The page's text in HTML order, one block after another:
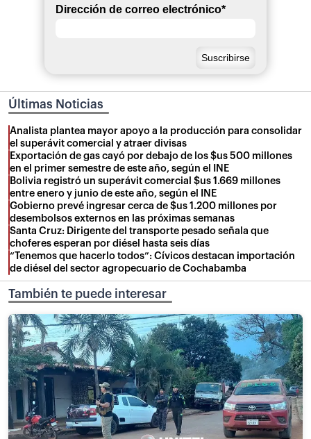
Dirección de correo electrónico*
Últimas Noticias
Analista plantea mayor apoyo a la producción para consolidar
el superávit comercial y atraer divisas
Exportación de gas cayó por debajo de los $us 500 millones
en el primer semestre de este año, según el INE
Bolivia registró un superávit comercial $us 1.669 millones
entre enero y junio de este año, según el INE
Gobierno prevé ingresar cerca de $us 1.200 millones por
desembolsos externos en las próximas semanas
Santa Cruz: Dirigente del transporte pesado señala que
choferes esperan por diésel hasta seis días
“Tenemos que hacerlo todos”: Cívicos destacan importación
de diésel del sector agropecuario de Cochabamba
También te puede interesar